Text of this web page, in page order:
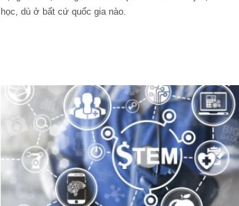
học, dù ở bất cứ quốc gia nào.